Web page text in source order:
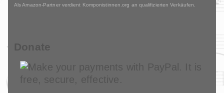
Als Amazon-Partner verdient Komponistinnen.org an qualifizierten Verkäufen.
Donate